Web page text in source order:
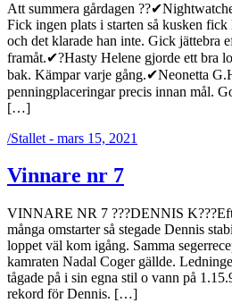
Att summera gårdagen
Fick ingen plats i starten så kusken
och det klarade han inte. Gick jättebra
framåt.✔?Hasty Helene gjorde ett bra
bak. Kämpar varje gång.✔Neonetta
penningplaceringar precis innan mål.
[…]
/Stallet - mars 15, 2021
Vinnare nr 7
VINNARE NR 7 ???DENNIS
många omstarter så stegade Dennis
loppet väl kom igång. Samma
kamraten Nadal Coger gällde.
tågade på i sin egna stil o vann på
rekord för Dennis. […]